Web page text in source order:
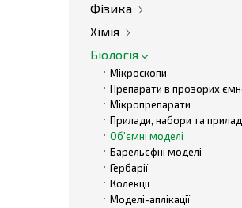
Фізика
Хімія
Біологія
Мікроскопи
Препарати в прозорих
Мікропрепарати
Прилади, набори та
Об'ємні моделі
Барельєфні моделі
Гербарії
Колекції
Моделі-аплікації